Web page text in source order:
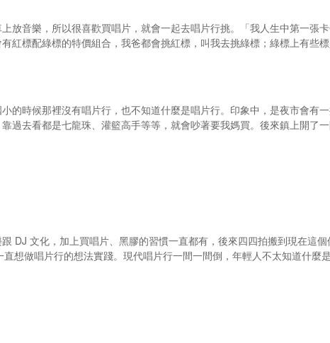
放音樂，所以很喜歡買唱片，就會一起去唱片行挑。「我人生中第一張
紅標配綠標的特價組合，我爸都會挑紅標，叫我去挑綠標；綠標上有些
的時候那裡沒有唱片行，也不知道什麼是唱片行。印象中，是夜市會有
過去看都是七龍珠、灌籃高手等等，就會吵著要我媽買。後來鎮上開了
DJ 文化，加上買唱片、黑膠的習慣一直都有，後來四四拍搬到現在這
想做唱片行的想法實踐。現代唱片行一間一間倒，年輕人不太知道什